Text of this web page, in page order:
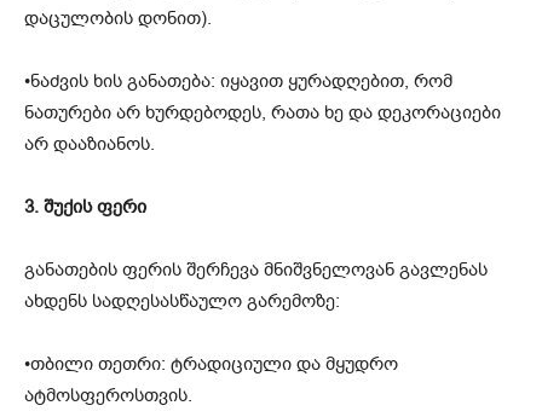
დაცულობის დონით).
•ნაძვის ხის განათება: იყავით ყურადღებით, რომ
ნათურები არ ხურდებოდეს, რათა ხე და დეკორაციები
არ დააზიანოს.
3. შუქის ფერი
განათების ფერის შერჩევა მნიშვნელოვან გავლენას
ახდენს სადღესასწაულო გარემოზე:
•თბილი თეთრი: ტრადიციული და მყუდრო
ატმოსფეროსთვის.